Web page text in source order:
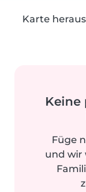
Karte
Keine
Füge
und wir